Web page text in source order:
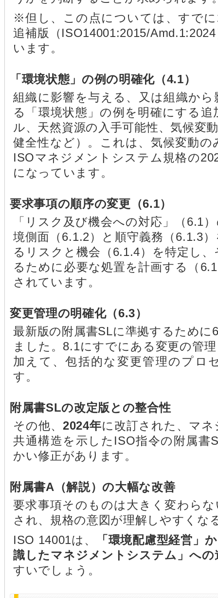
※但し、この点については、すで
追補版（ISO14001:2015/
います。
「環境状態」の例の明確化（4.1）
組織に影響を与える、又は組織か
る「環境状態」の例を明確にする
ル、天然資源の入手可能性、気候変
健全性など）。これは、気候変動
ISOマネジメントシステム規格の
になっています。
要求事項の順序の変更（6.1）
「リスク及び機会への対応」（6.1
境側面（6.1.2）と順守義務（6.1.3
るリスクと機会（6.1.4）を特定し
るために必要な処置を計画する（
されています。
変更管理の明確化（6.3）
最新版の附属書SLに準拠するために
ました。8.1にすでにある変更の管
加えて、包括的な変更管理のプロ
す。
附属書SLの改定版との整合性
その他、 2024年に改訂された、マ
共通構造を示したISO指令の附属書
かい修正があります。
附属書A（解説）の大幅な改善
要求事項そのものは大きく変わら
され、規格の意図が理解しやすくな
ISO 14001は、
「環境配慮型経営」
識したマネジメントシステム」への
すいでしょう。